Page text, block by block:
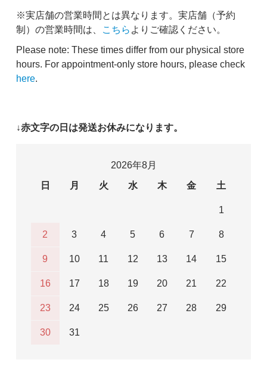
※実店舗の営業時間とは異なります。実店舗（予約
制）の営業時間は、
こちら よりご確認ください。
Please note: These times differ from our physical store
hours. For appointment-only store hours, please check
here.
↓赤文字の日は発送お休みになります。
2026年8月
日
月 火 水 木 金 土
1
2 3 4 5 6 7 8
9 10 11 12 13 14 15
16 17 18 19 20 21 22
23 24 25 26 27 28 29
30 31